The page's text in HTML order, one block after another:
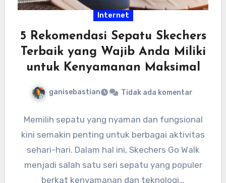
Internet
5 Rekomendasi Sepatu Skechers
Terbaik yang Wajib Anda Miliki
untuk Kenyamanan Maksimal
ganisebastian Tidak ada komentar
Memilih sepatu yang nyaman dan fungsional
kini semakin penting untuk berbagai aktivitas
sehari-hari. Dalam hal ini, Skechers Go Walk
menjadi salah satu seri sepatu yang populer
berkat kenyamanan dan teknologi…